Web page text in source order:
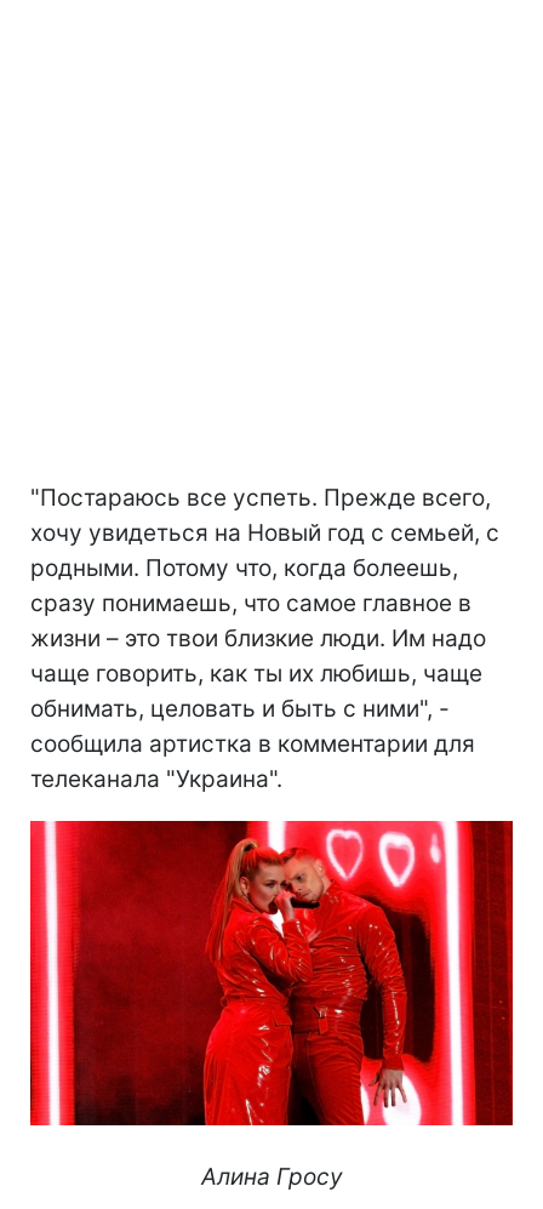
"Постараюсь все успеть. Прежде всего,
хочу увидеться на Новый год с семьей, с
родными. Потому что, когда болеешь,
сразу понимаешь, что самое главное в
жизни – это твои близкие люди. Им надо
чаще говорить, как ты их любишь, чаще
обнимать, целовать и быть с ними", -
сообщила артистка в комментарии для
телеканала "Украина".
Алина Гросу